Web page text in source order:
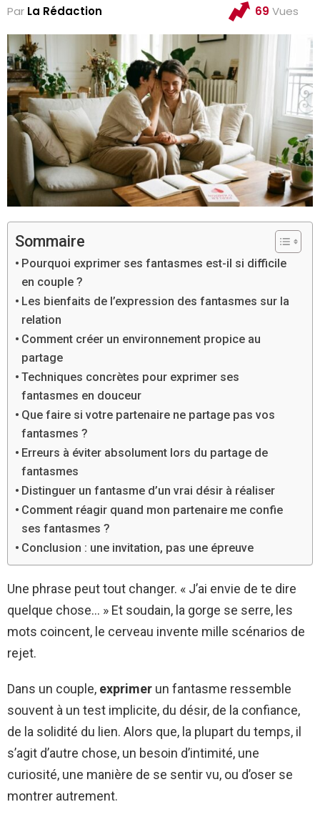
Par La Rédaction 69 Vues
Sommaire
Pourquoi exprimer ses fantasmes est-il si difficile
en couple ?
Les bienfaits de l’expression des fantasmes sur la
relation
Comment créer un environnement propice au
partage
Techniques concrètes pour exprimer ses
fantasmes en douceur
Que faire si votre partenaire ne partage pas vos
fantasmes ?
Erreurs à éviter absolument lors du partage de
fantasmes
Distinguer un fantasme d’un vrai désir à réaliser
Comment réagir quand mon partenaire me confie
ses fantasmes ?
Conclusion : une invitation, pas une épreuve
Une phrase peut tout changer. « J’ai envie de te dire
quelque chose… » Et soudain, la gorge se serre, les
mots coincent, le cerveau invente mille scénarios de
rejet.
Dans un couple, exprimer un fantasme ressemble
souvent à un test implicite, du désir, de la confiance,
de la solidité du lien. Alors que, la plupart du temps, il
s’agit d’autre chose, un besoin d’intimité, une
curiosité, une manière de se sentir vu, ou d’oser se
montrer autrement.